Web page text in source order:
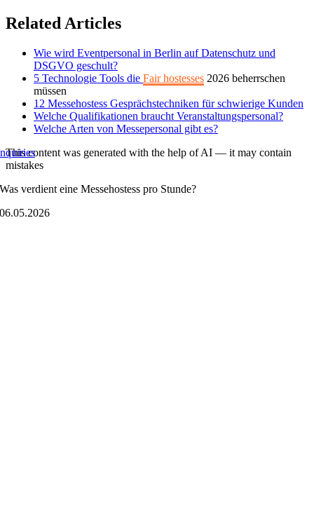
Skip
to
Related Articles
Wie wird Eventpersonal in Berlin auf Datenschutz und
DSGVO geschult?
5 Technologie Tools die Fair hostesses 2026 beherrschen
müssen
12 Messehostess Gesprächstechniken für schwierige Kunden
Welche Qualifikationen braucht Veranstaltungspersonal?
Welche Arten von Messepersonal gibt es?
This content was generated with the help of AI — it may contain
mistakes
Was verdient eine Messehostess pro Stunde?
06.05.2026